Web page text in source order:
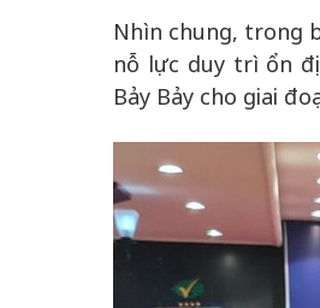
Nhìn chung, trong
nỗ lực duy trì ổn
Bảy Bảy cho giai